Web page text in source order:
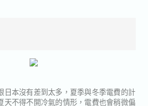
日本沒有差到太多，夏季與冬季電費的計
天不得不開冷氣的情形，電費也會稍微偏